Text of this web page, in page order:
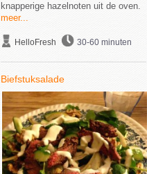
knapperige hazelnoten uit de oven.
meer...
HelloFresh 30-60 minuten
Biefstuksalade